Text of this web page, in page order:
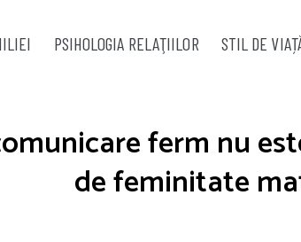
PSIHOLOGIA RELAŢIILOR STIL DE
ferm nu
de feminitate